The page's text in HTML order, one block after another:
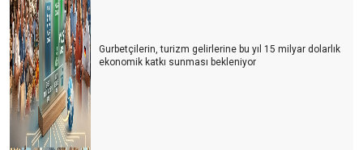
Gurbetçilerin, turizm gelirlerine bu yıl 15 milyar dolarlık
ekonomik katkı sunması bekleniyor